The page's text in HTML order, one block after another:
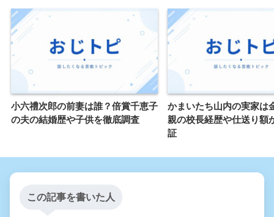
小六禮次郎の前妻は誰？倍賞千恵子
の夫の結婚歴や子供を徹底調査
かまいたち山内の実家は
親の校長経歴や仕送り額
証
この記事を書いた人